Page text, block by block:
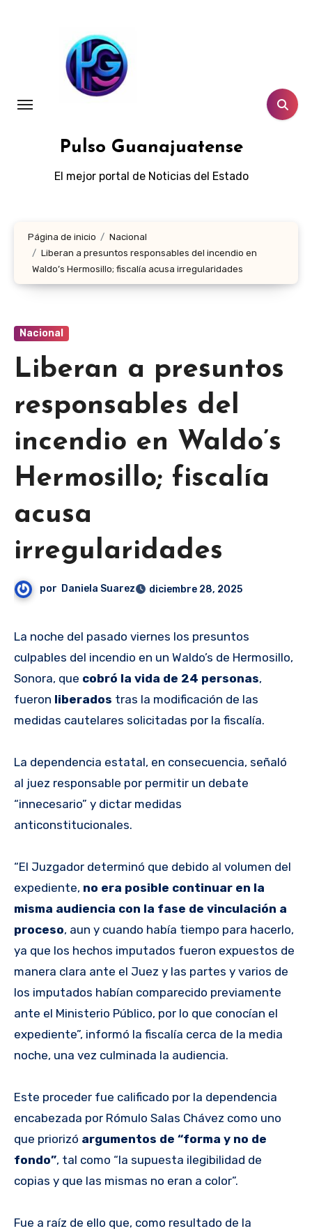
Pulso Guanajuatense
El mejor portal de Noticias del Estado
Página de inicio
Nacional
Liberan a presuntos responsables del incendio en
Waldo’s Hermosillo; fiscalía acusa irregularidades
Nacional
Liberan a presuntos
responsables del
incendio en Waldo’s
Hermosillo; fiscalía
acusa
irregularidades
por Daniela Suarez diciembre 28, 2025
La noche del pasado viernes los presuntos
culpables del incendio en un Waldo’s de Hermosillo,
Sonora, que cobró la vida de 24 personas,
fueron liberados tras la modificación de las
medidas cautelares solicitadas por la fiscalía.
La dependencia estatal, en consecuencia, señaló
al juez responsable por permitir un debate
“innecesario” y dictar medidas
anticonstitucionales.
“El Juzgador determinó que debido al volumen del
expediente, no era posible continuar en la
misma audiencia con la fase de vinculación a
proceso, aun y cuando había tiempo para hacerlo,
ya que los hechos imputados fueron expuestos de
manera clara ante el Juez y las partes y varios de
los imputados habían comparecido previamente
ante el Ministerio Público, por lo que conocían el
expediente”, informó la fiscalía cerca de la media
noche, una vez culminada la audiencia.
Este proceder fue calificado por la dependencia
encabezada por Rómulo Salas Chávez como uno
que priorizó argumentos de “forma y no de
fondo”, tal como “la supuesta ilegibilidad de
copias y que las mismas no eran a color”.
Fue a raíz de ello que, como resultado de la